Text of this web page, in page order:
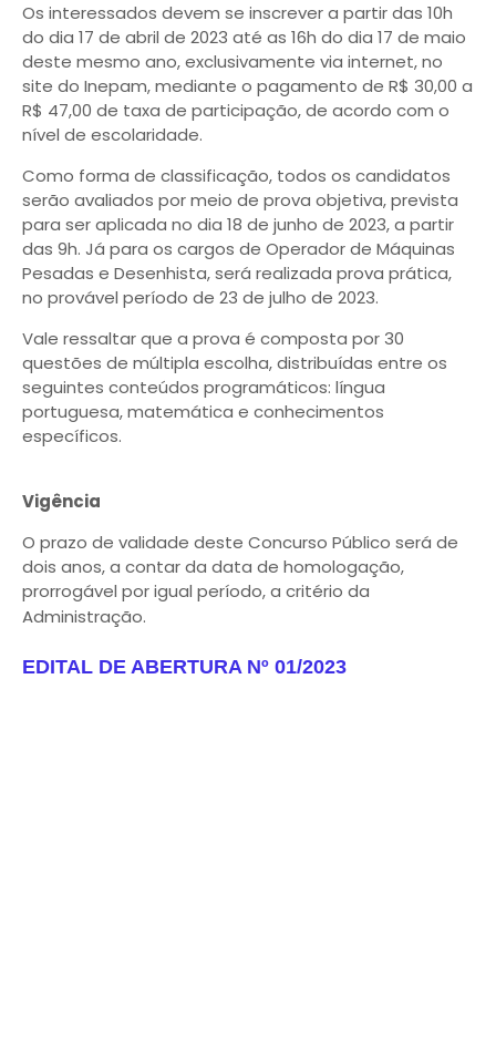
Os interessados devem se inscrever a partir das 10h
do dia 17 de abril de 2023 até as 16h do dia 17 de maio
deste mesmo ano, exclusivamente via internet, no
site do Inepam, mediante o pagamento de R$ 30,00 a
R$ 47,00 de taxa de participação, de acordo com o
nível de escolaridade.
Como forma de classificação, todos os candidatos
serão avaliados por meio de prova objetiva, prevista
para ser aplicada no dia 18 de junho de 2023, a partir
das 9h. Já para os cargos de Operador de Máquinas
Pesadas e Desenhista, será realizada prova prática,
no provável período de 23 de julho de 2023.
Vale ressaltar que a prova é composta por 30
questões de múltipla escolha, distribuídas entre os
seguintes conteúdos programáticos: língua
portuguesa, matemática e conhecimentos
específicos.
Vigência
O prazo de validade deste Concurso Público será de
dois anos, a contar da data de homologação,
prorrogável por igual período, a critério da
Administração.
EDITAL DE ABERTURA Nº 01/2023